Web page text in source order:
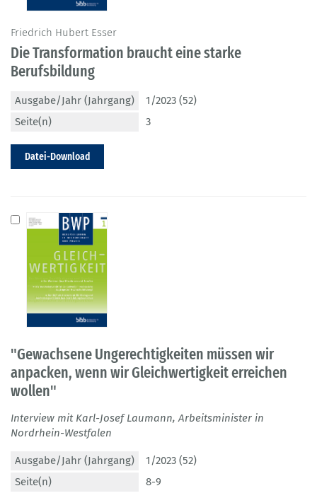
Friedrich Hubert Esser
Die Transformation braucht eine starke
Berufsbildung
Ausgabe/Jahr (Jahrgang)
1/2023 (52)
Seite(n)
3
Datei-Download
"Gewachsene Ungerechtigkeiten müssen wir
anpacken, wenn wir Gleichwertigkeit erreichen
wollen"
Interview mit Karl-Josef Laumann, Arbeitsminister in
Nordrhein-Westfalen
Ausgabe/Jahr (Jahrgang)
1/2023 (52)
Seite(n)
8-9